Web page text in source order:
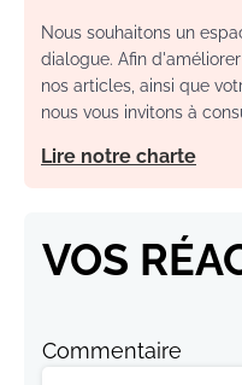
Nous souhaitons un
dialogue. Afin
nos articles, ainsi que
nous vous invitons à
Lire notre charte
VOS
Commentaire